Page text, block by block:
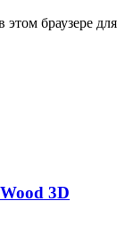
браузере для
3D